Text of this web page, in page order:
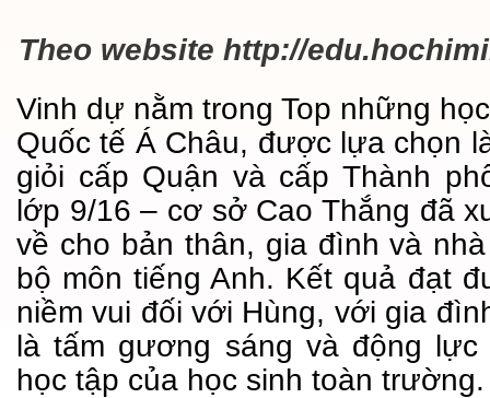
Theo website http://
Vinh dự nằm trong Top những
Quốc tế Á Châu, được lựa chọn
giỏi cấp Quận và cấp Thành
lớp 9/16 – cơ sở Cao Thắng đã
về cho bản thân, gia đình và
bộ môn tiếng Anh. Kết quả đạt
niềm vui đối với Hùng, với gia
là tấm gương sáng và động lực
học tập của học sinh toàn trường.